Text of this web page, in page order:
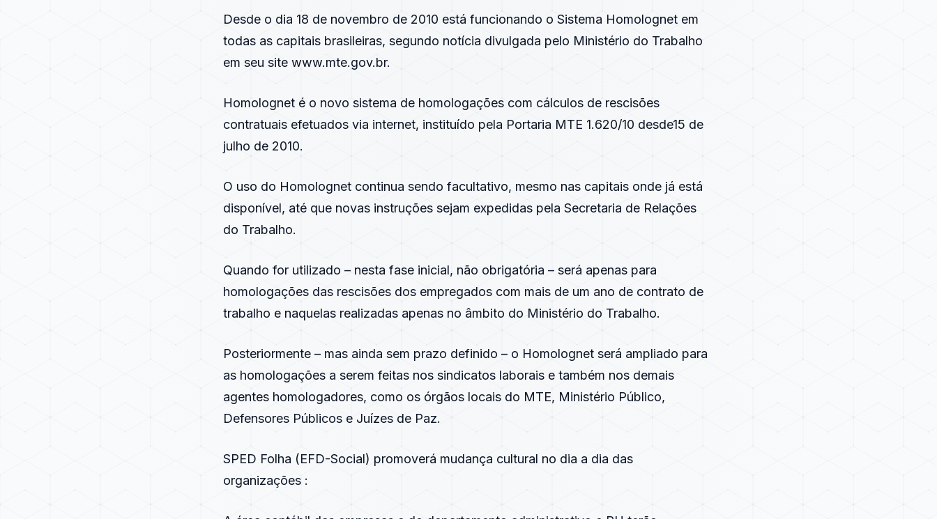
Desde o dia 18 de novembro de 2010 está funcionando o Sistema Homolognet em
todas as capitais brasileiras, segundo notícia divulgada pelo Ministério do Trabalho
em seu site www.mte.gov.br.
Homolognet é o novo sistema de homologações com cálculos de rescisões
contratuais efetuados via internet, instituído pela Portaria MTE 1.620/10 desde15 de
julho de 2010.
O uso do Homolognet continua sendo facultativo, mesmo nas capitais onde já está
disponível, até que novas instruções sejam expedidas pela Secretaria de Relações
do Trabalho.
Quando for utilizado – nesta fase inicial, não obrigatória – será apenas para
homologações das rescisões dos empregados com mais de um ano de contrato de
trabalho e naquelas realizadas apenas no âmbito do Ministério do Trabalho.
Posteriormente – mas ainda sem prazo definido – o Homolognet será ampliado para
as homologações a serem feitas nos sindicatos laborais e também nos demais
agentes homologadores, como os órgãos locais do MTE, Ministério Público,
Defensores Públicos e Juízes de Paz.
SPED Folha (EFD-Social) promoverá mudança cultural no dia a dia das
organizações :